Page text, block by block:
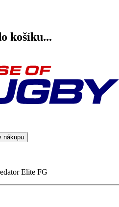
košíku...
nákupu
Elite FG